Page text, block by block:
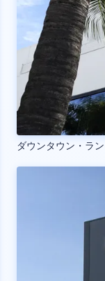
ダウンタウン・ラ